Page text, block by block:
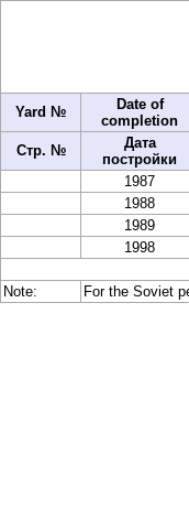
Yard №
Date of
completion
Стр. №
Дата
постройки
1987
1988
1989
1998
Note: For the Soviet